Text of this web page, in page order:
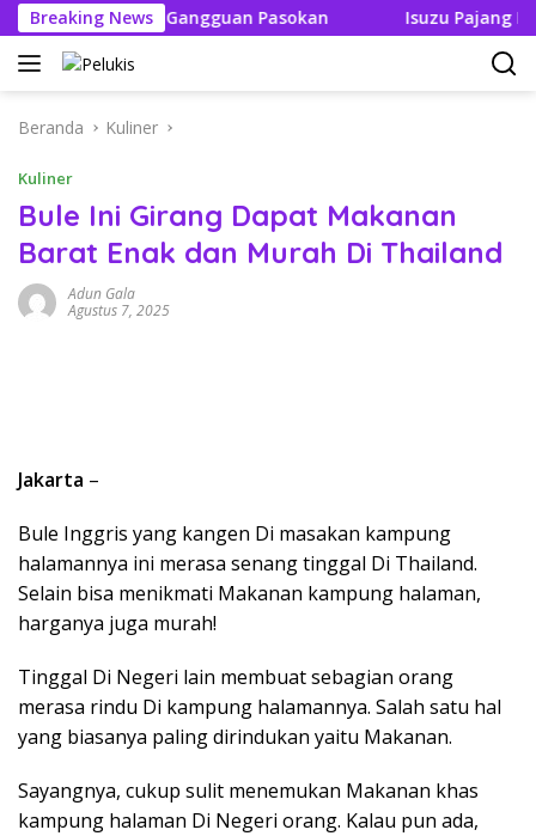
Langsung
ke
konten
Breaking News
Boleh Ada Gangguan Pasokan Isuzu Pajang
Beranda Kuliner
Kuliner
Bule Ini Girang Dapat Makanan
Barat Enak dan Murah Di Thailand
Adun Gala
Agustus 7, 2025
Jakarta –
Bule Inggris yang kangen Di masakan kampung
halamannya ini merasa senang tinggal Di Thailand.
Selain bisa menikmati Makanan kampung halaman,
harganya juga murah!
Tinggal Di Negeri lain membuat sebagian orang
merasa rindu Di kampung halamannya. Salah satu hal
yang biasanya paling dirindukan yaitu Makanan.
Sayangnya, cukup sulit menemukan Makanan khas
kampung halaman Di Negeri orang. Kalau pun ada,